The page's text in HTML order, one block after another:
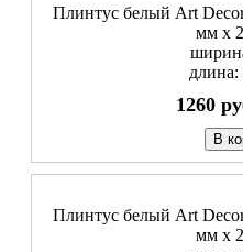
Плинтус белый Art
мм х
1260
В
Плинтус белый Art
мм х